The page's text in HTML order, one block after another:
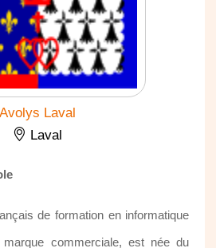
Avolys Laval
Laval
de formation en informatique
commerciale, est née du